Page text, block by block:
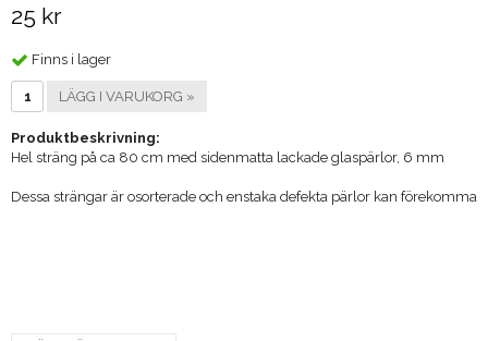
25 kr
Finns i lager
LÄGG I VARUKORG »
Produktbeskrivning:
Hel sträng på ca 80 cm med sidenmatta lackade glaspärlor, 6 mm
Dessa strängar är osorterade och enstaka defekta pärlor kan förekomma